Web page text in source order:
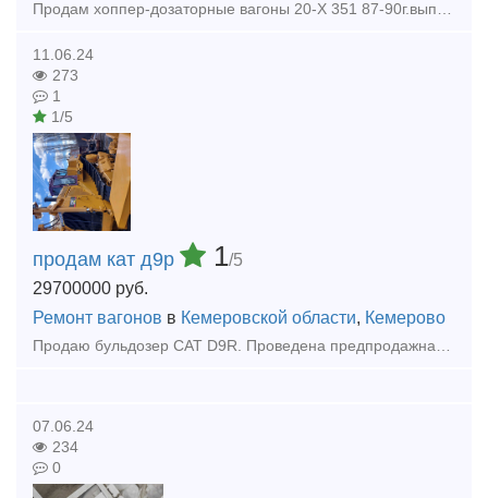
Продам хоппер-дозаторные вагоны 20-Х 351 87-90г.выпуска, на пути собственного пользования! Вналичии 54 шт, так же имеется много другой ж.д техники!
11.06.24
273
1
1/5
продам кат д9р 1/5
29700000 руб.
Ремонт вагонов в Кемеровской области, Кемерово
Продаю бульдозер CAT D9R. Проведена предпродажная подготовка, тнвд проверен и отрегулирован на стенде. Ходовая система, гидравлика, КПП, фрикционы в отличном состоянии, сегменты натяжные колеса (ленив
07.06.24
234
0